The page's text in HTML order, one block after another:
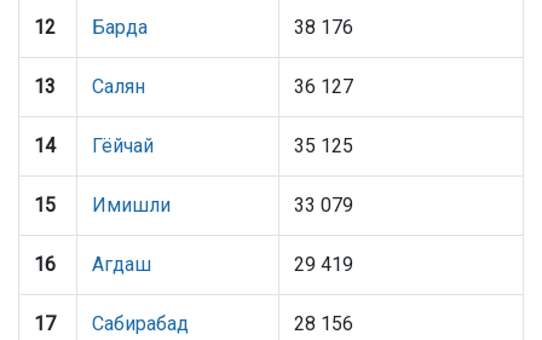
12 Барда 38 176
13 Салян 36 127
14 Гёйчай 35 125
15 Имишли 33 079
16 Агдаш 29 419
17 Сабирабад 28 156